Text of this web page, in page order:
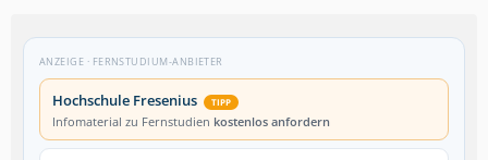
ANZEIGE · FERNSTUDIUM-ANBIETER
Hochschule Fresenius TIPP
Infomaterial zu Fernstudien kostenlos anfordern